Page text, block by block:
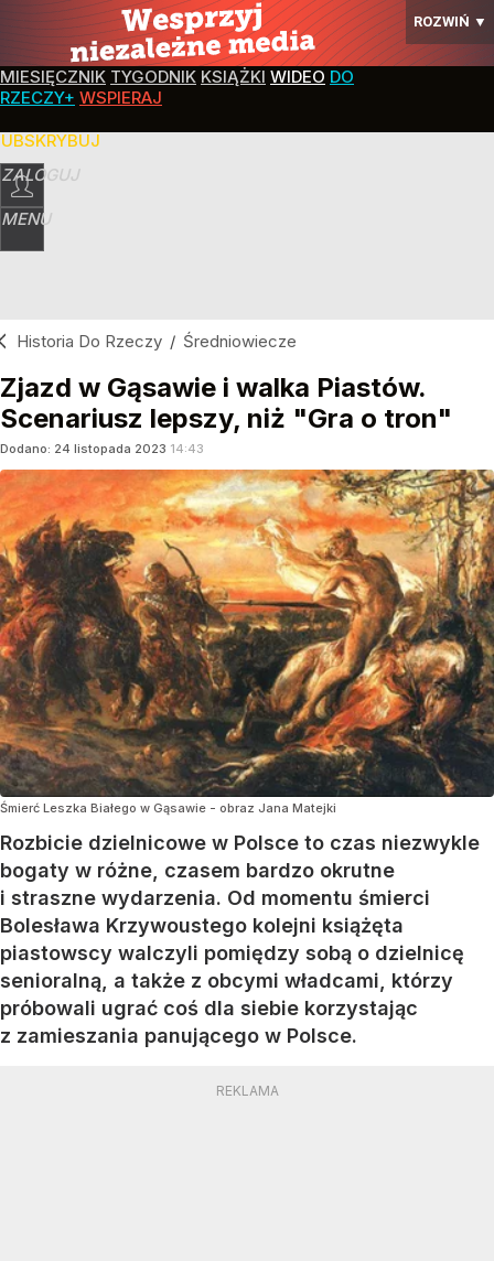
ROZWIŃ ▼
MIESIĘCZNIK TYGODNIK KSIĄŻKI WIDEO DO
RZECZY+ WSPIERAJ
ZALOGUJ
MENU
Historia Do Rzeczy / Średniowiecze
Zjazd w Gąsawie i walka Piastów.
Scenariusz lepszy, niż "Gra o tron"
Dodano: 24 listopada 2023 14:43
Śmierć Leszka Białego w Gąsawie - obraz Jana Matejki
Rozbicie dzielnicowe w Polsce to czas niezwykle
bogaty w różne, czasem bardzo okrutne
i straszne wydarzenia. Od momentu śmierci
Bolesława Krzywoustego kolejni książęta
piastowscy walczyli pomiędzy sobą o dzielnicę
senioralną, a także z obcymi władcami, którzy
próbowali ugrać coś dla siebie korzystając
z zamieszania panującego w Polsce.